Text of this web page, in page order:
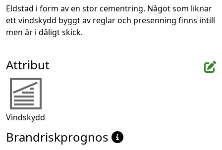
Eldstad i form av en stor cementring. Något som liknar
ett vindskydd byggt av reglar och presenning finns intill
men är i dåligt skick.
Attribut
Vindskydd
Brandriskprognos